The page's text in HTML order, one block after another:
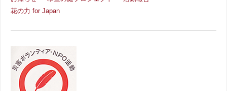
花の力 for Japan